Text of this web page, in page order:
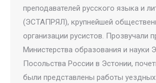
преподавателей русского языка и
(ЭСТАПРЯЛ), крупнейшей
организации русистов. Прозвучали
Министерства образования и науки
Посольства России в Эстонии,
были представлены работы